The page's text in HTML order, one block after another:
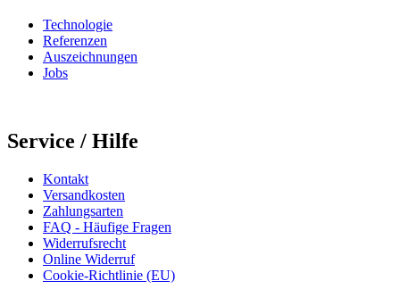
Technologie
Referenzen
Auszeichnungen
Jobs
Service / Hilfe
Kontakt
Versandkosten
Zahlungsarten
FAQ - Häufige Fragen
Widerrufsrecht
Online Widerruf
Cookie-Richtlinie (EU)